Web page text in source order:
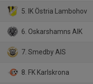
5. IK Östria Lambohov
6. Oskarshamns AIK
7. Smedby AIS
8. FK Karlskrona